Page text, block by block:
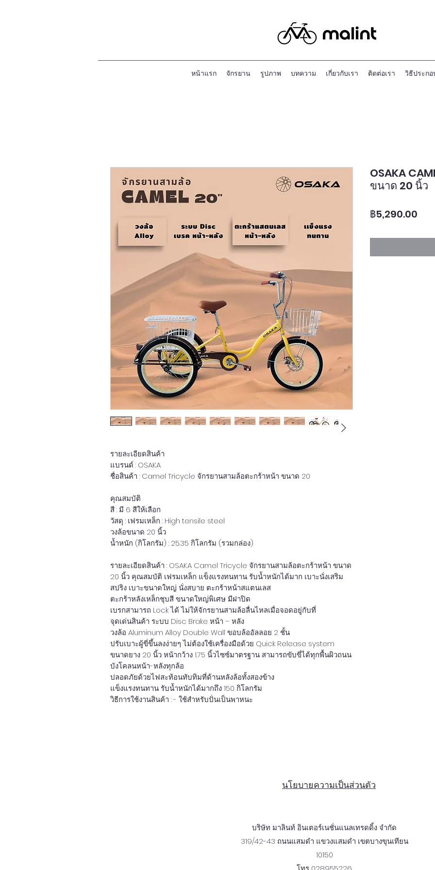
หน้าแรก จักรยาน รูปภาพ บทความ เกี่ยวกับเรา ติดต่อเรา วิธีประก
รายละเอียดสินค้า
แบรนด์ : OSAKA
ชื่อสินค้า : Camel Tricycle จักรยานสามล้อตะกร้าหน้า ขนาด 20
คุณสมบัติ
สี : มี 6 สีให้เลือก
วัสดุ : เฟรมเหล็ก : High tensile steel
วงล้อขนาด 20 นิ้ว
น้ำหนัก (กิโลกรัม) : 25.35 กิโลกรัม (รวมกล่อง)
รายละเอียดสินค้า : OSAKA Camel Tricycle จักรยานสามล้อตะกร้าหน้า ขนาด
20 นิ้ว คุณสมบัติ เฟรมเหล็ก แข็งแรงทนทาน รับน้ำหนักได้มาก เบาะนั่งเสริม
สปริง เบาะขนาดใหญ่ นั่งสบาย ตะกร้าหน้าสแตนเลส
ตะกร้าหลังเหล็กชุบสี ขนาดใหญ่พิเศษ มีฝาปิด
เบรกสามารถ Lock ได้ ไม่ให้จักรยานสามล้อลื่นไหลเมื่อจอดอยู่กับที่
จุดเด่นสินค้า ระบบ Disc Brake หน้า – หลัง
วงล้อ Aluminum Alloy Double Wall ขอบล้ออัลลอย 2 ชั้น
ปรับเบาะผู้ขี่ขึ้นลงง่ายๆ ไม่ต้องใช้เครื่องมือด้วย Quick Release system
ขนาดยาง 20 นิ้ว หน้ากว้าง 1.75 นิ้วไซซ์มาตรฐาน สามารถขับขี่ได้ทุกพื้นผิวถนน
บังโคลนหน้า-หลังทุกล้อ
ปลอดภัยด้วยไฟสะท้อนทับทิมที่ด้านหลังล้อทั้งสองข้าง
แข็งแรงทนทาน รับน้ำหนักได้มากถึง 150 กิโลกรัม ​
วิธีการใช้งานสินค้า : - ใช้สำหรับปั่นเป็นพาหนะ
OSAKA
ขนาด 20 นิ้ว
฿5,290.00
นโยบายความเป็นส่วนตัว
บริษัท มาลินท์ อินเตอร์เนชั่นแนลเทรดดิ้ง จำกัด
319/42-43 ถนนแสมดำ แขวงแสมดำ เขตบางขุนเทียน
10150